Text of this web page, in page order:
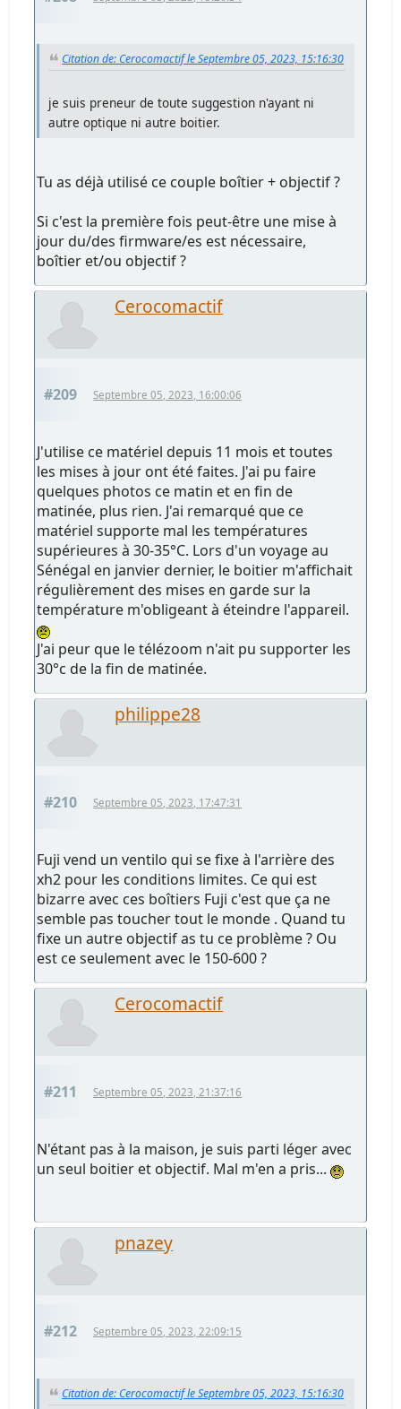
Citation de: Cerocomactif le Septembre 05, 2023, 15:16:30
je suis preneur de toute suggestion n'ayant ni
autre optique ni autre boitier.
Tu as déjà utilisé ce couple boîtier + objectif ?
Si c'est la première fois peut-être une mise à
jour du/des firmware/es est nécessaire,
boîtier et/ou objectif ?
Cerocomactif
#209 Septembre 05, 2023, 16:00:06
J'utilise ce matériel depuis 11 mois et toutes
les mises à jour ont été faites. J'ai pu faire
quelques photos ce matin et en fin de
matinée, plus rien. J'ai remarqué que ce
matériel supporte mal les températures
supérieures à 30-35°C. Lors d'un voyage au
Sénégal en janvier dernier, le boitier m'affichait
régulièrement des mises en garde sur la
température m'obligeant à éteindre l'appareil.
J'ai peur que le télézoom n'ait pu supporter les
30°c de la fin de matinée.
philippe28
#210 Septembre 05, 2023, 17:47:31
Fuji vend un ventilo qui se fixe à l'arrière des
xh2 pour les conditions limites. Ce qui est
bizarre avec ces boîtiers Fuji c'est que ça ne
semble pas toucher tout le monde . Quand tu
fixe un autre objectif as tu ce problème ? Ou
est ce seulement avec le 150-600 ?
Cerocomactif
#211 Septembre 05, 2023, 21:37:16
N'étant pas à la maison, je suis parti léger avec
un seul boitier et objectif. Mal m'en a pris...
pnazey
#212 Septembre 05, 2023, 22:09:15
Citation de: Cerocomactif le Septembre 05, 2023, 15:16:30